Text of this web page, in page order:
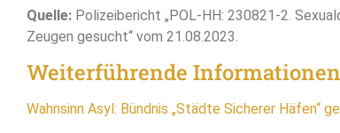
Quelle: Polizeibericht „POL-HH: 230821-2.
Zeugen gesucht“ vom 21.08.2023.
Weiterführende
Wahnsinn Asyl: Bündnis „Städte Sicherer Häfen“